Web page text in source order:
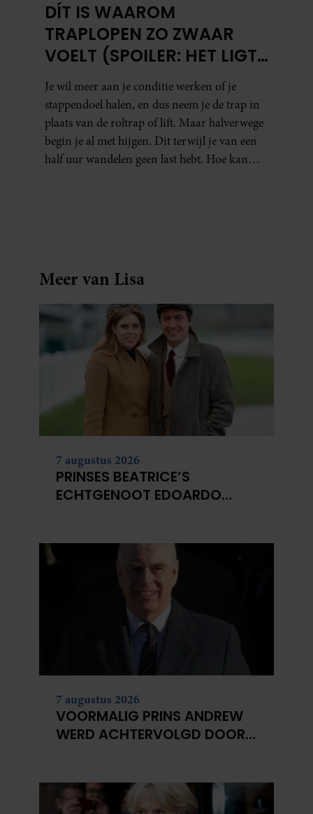
DÍT IS WAAROM
TRAPLOPEN ZO ZWAAR
VOELT (SPOILER: HET LIGT
NIET AAN JE CONDITIE)
Je wil meer aan je conditie werken of je
stappendoel halen, en dus neem je de trap in
plaats van de roltrap of lift. Maar halverwege
begin je al met hijgen. Dit terwijl je van een
half uur wandelen geen last hebt. Hoe kan
Meer van Lisa
7 augustus 2026
PRINSES BEATRICE’S
ECHTGENOOT EDOARDO
7 augustus 2026
VOORMALIG PRINS ANDREW
WERD ACHTERVOLGD DOOR